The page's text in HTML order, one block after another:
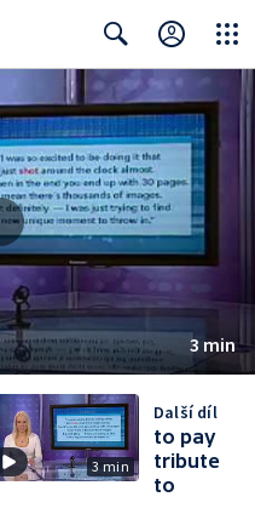
Search Close
3 min
3 min
Další díl
to pay
tribute
to